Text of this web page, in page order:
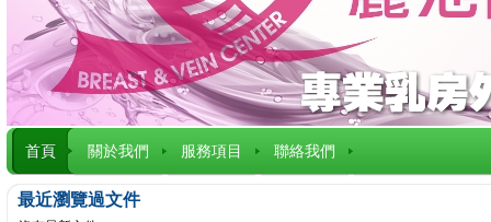
首頁 關於我們 服務項目 聯絡我們
最近瀏覽過文件